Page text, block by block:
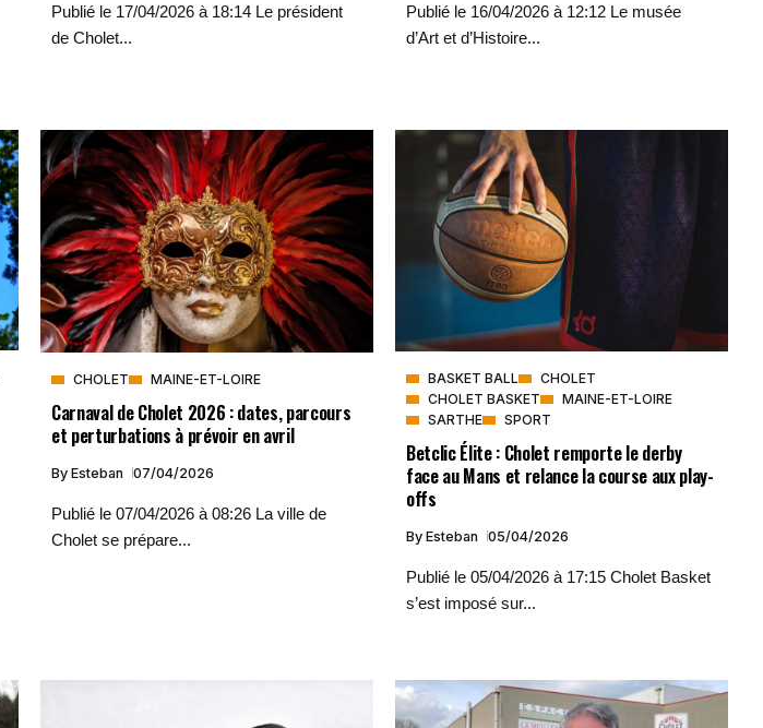
Publié le 17/04/2026 à 18:14 Le président
de Cholet...
Publié le 16/04/2026 à 12:12 Le musée
d’Art et d’Histoire...
CHOLET MAINE-ET-LOIRE
Carnaval de Cholet 2026 : dates, parcours
et perturbations à prévoir en avril
By Esteban 07/04/2026
Publié le 07/04/2026 à 08:26 La ville de
Cholet se prépare...
BASKET BALL
CHOLET
CHOLET BASKET
MAINE-ET-LOIRE
SARTHE
SPORT
Betclic Élite : Cholet remporte le derby
face au Mans et relance la course aux play-
offs
By Esteban 05/04/2026
Publié le 05/04/2026 à 17:15 Cholet Basket
s’est imposé sur...